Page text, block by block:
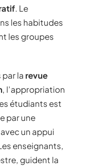
. Le
les habitudes
les groupes
par la revue
, l’appropriation
étudiants est
par une
un appui
enseignants,
guident la